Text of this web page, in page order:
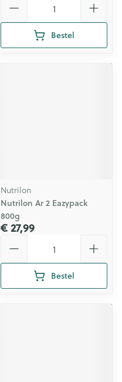
Bestel
Nutrilon
Nutrilon Ar 2 Eazypack
800g
€ 27,99
Bestel